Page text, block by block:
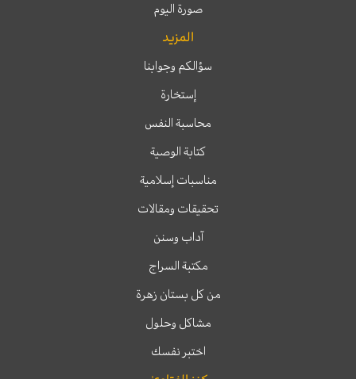
صورة اليوم
المزيد
سؤالكم وجوابنا
إستخارة
محاسبة النفس
كتابة الوصية
مناسبات إسلامية
تحقيقات ومقالات
آداب وسنن
مكتبة السراج
من كل بستان زهرة
مشاكل وحلول
اختبر نفسك